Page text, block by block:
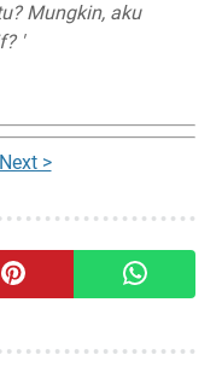
Mungkin, aku
'
Next >